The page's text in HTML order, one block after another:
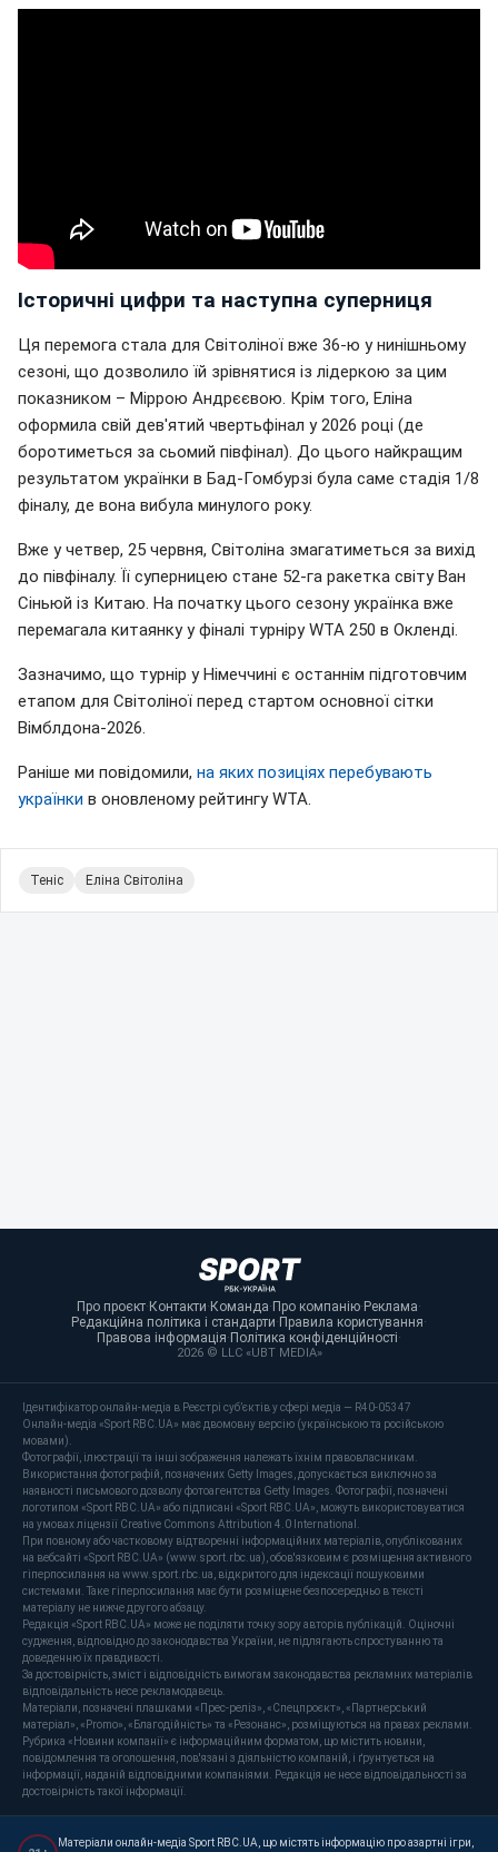
Історичні цифри та наступна суперниця
Ця перемога стала для Світоліної вже 36-ю у нинішньому
сезоні, що дозволило їй зрівнятися із лідеркою за цим
показником – Міррою Андрєєвою. Крім того, Еліна
оформила свій дев'ятий чвертьфінал у 2026 році (де
боротиметься за сьомий півфінал). До цього найкращим
результатом українки в Бад-Гомбурзі була саме стадія 1/8
фіналу, де вона вибула минулого року.
Вже у четвер, 25 червня, Світоліна змагатиметься за вихід
до півфіналу. Її суперницею стане 52-га ракетка світу Ван
Сіньюй із Китаю. На початку цього сезону українка вже
перемагала китаянку у фіналі турніру WTA 250 в Окленді.
Зазначимо, що турнір у Німеччині є останнім підготовчим
етапом для Світоліної перед стартом основної сітки
Вімблдона-2026.
Раніше ми повідомили, на яких позиціях перебувають
українки в оновленому рейтингу WTA.
Теніс Еліна Світоліна
Про проєкт·Контакти·Команда·Про компанію·Реклама·
Редакційна політика і стандарти·Правила користування·
Правова інформація·Політика конфіденційності·
2026 © LLC «UBT MEDIA»
Ідентифікатор онлайн-медіа в Реєстрі суб’єктів у сфері медіа — R40-05347
Онлайн-медіа «Sport RBC.UA» має двомовну версію (українською та російською
мовами).
Фотографії, ілюстрації та інші зображення належать їхнім правовласникам.
Використання фотографій, позначених Getty Images, допускається виключно за
наявності письмового дозволу фотоагентства Getty Images. Фотографії, позначені
логотипом «Sport RBC.UA» або підписані «Sport RBC.UA», можуть використовуватися
на умовах ліцензії Creative Commons Attribution 4.0 International.
При повному або частковому відтворенні інформаційних матеріалів, опублікованих
на вебсайті «Sport RBC.UA» (www.sport.rbc.ua), обов'язковим є розміщення активного
гіперпосилання на www.sport.rbc.ua, відкритого для індексації пошуковими
системами. Таке гіперпосилання має бути розміщене безпосередньо в тексті
матеріалу не нижче другого абзацу.
Редакція «Sport RBC.UA» може не поділяти точку зору авторів публікацій. Оціночні
судження, відповідно до законодавства України, не підлягають спростуванню та
доведенню їх правдивості.
За достовірність, зміст і відповідність вимогам законодавства рекламних матеріалів
відповідальність несе рекламодавець.
Матеріали, позначені плашками «Прес-реліз», «Спецпроєкт», «Партнерський
матеріал», «Promo», «Благодійність» та «Резонанс», розміщуються на правах реклами.
Рубрика «Новини компанії» є інформаційним форматом, що містить новини,
повідомлення та оголошення, пов'язані з діяльністю компаній, і ґрунтується на
інформації, наданій відповідними компаніями. Редакція не несе відповідальності за
достовірність такої інформації.
Матеріали онлайн-медіа Sport RBC.UA, що містять інформацію про азартні ігри,